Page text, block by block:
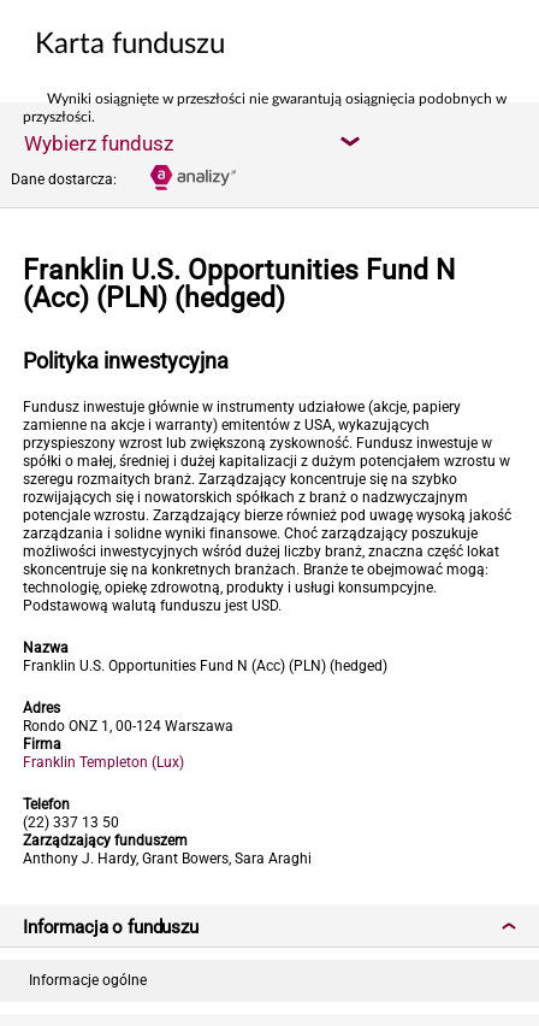
Karta funduszu
Wyniki osiągnięte w przeszłości nie gwarantują osiągnięcia podobnych w
przyszłości.
Wybierz fundusz
Dane dostarcza:
Franklin U.S. Opportunities Fund N
(Acc) (PLN) (hedged)
Polityka inwestycyjna
Fundusz inwestuje głównie w instrumenty udziałowe (akcje, papiery
zamienne na akcje i warranty) emitentów z USA, wykazujących
przyspieszony wzrost lub zwiększoną zyskowność. Fundusz inwestuje w
spółki o małej, średniej i dużej kapitalizacji z dużym potencjałem wzrostu w
szeregu rozmaitych branż. Zarządzający koncentruje się na szybko
rozwijających się i nowatorskich spółkach z branż o nadzwyczajnym
potencjale wzrostu. Zarządzający bierze również pod uwagę wysoką jakość
zarządzania i solidne wyniki finansowe. Choć zarządzający poszukuje
możliwości inwestycyjnych wśród dużej liczby branż, znaczna część lokat
skoncentruje się na konkretnych branżach. Branże te obejmować mogą:
technologię, opiekę zdrowotną, produkty i usługi konsumpcyjne.
Podstawową walutą funduszu jest USD.
Nazwa
Franklin U.S. Opportunities Fund N (Acc) (PLN) (hedged)
Adres
Rondo ONZ 1, 00-124 Warszawa
Firma
Franklin Templeton (Lux)
Telefon
(22) 337 13 50
Zarządzający funduszem
Anthony J. Hardy, Grant Bowers, Sara Araghi
Informacja o funduszu
Informacje ogólne